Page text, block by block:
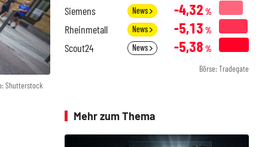
Shutterstock
Siemens News -4,32 %
Rheinmetall News -5,13 %
Scout24 News -5,38 %
Börse: Tradegate
Mehr zum Thema